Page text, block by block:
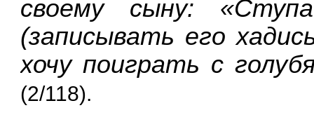
своему сыну:
(записывать его
хочу поиграть с
(2/118).